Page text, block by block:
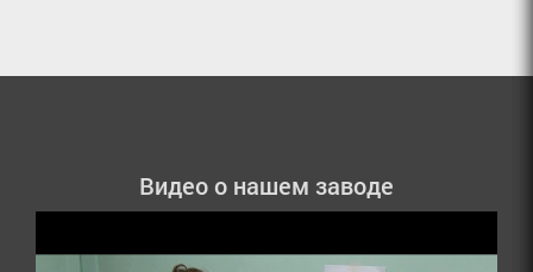
Видео о нашем заводе